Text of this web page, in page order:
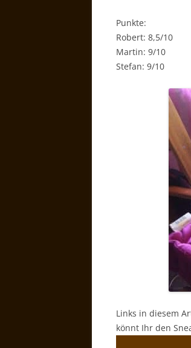
Punkte:
Robert: 8,5/10
Martin: 9/10
Stefan: 9/10
Links in diesem
könnt Ihr den